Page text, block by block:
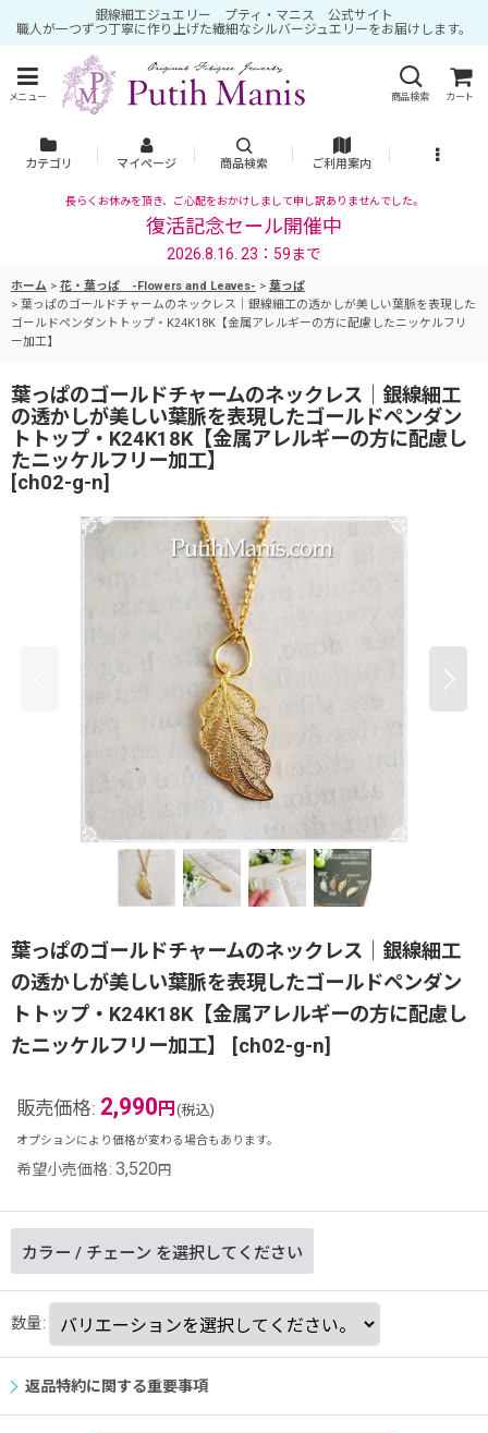
銀線細工ジュエリー プティ・マニス 公式サイト
職人が一つずつ丁寧に作り上げた繊細なシルバージュエリーをお届けします。
メニュー 商品検索 カート
カテゴリ マイページ 商品検索 ご利用案内
長らくお休みを頂き、ご心配をおかけしまして申し訳ありませんでした。
復活記念セール開催中
2026.8.16. 23：59まで
ホーム > 花・葉っぱ -Flowers and Leaves- > 葉っぱ
> 葉っぱのゴールドチャームのネックレス｜銀線細工の透かしが美しい葉脈を表現した
ゴールドペンダントトップ・K24K18K【金属アレルギーの方に配慮したニッケルフリ
ー加工】
葉っぱのゴールドチャームのネックレス｜銀線細工
の透かしが美しい葉脈を表現したゴールドペンダン
トトップ・K24K18K【金属アレルギーの方に配慮し
たニッケルフリー加工】
[ch02-g-n]
葉っぱのゴールドチャームのネックレス｜銀線細工
の透かしが美しい葉脈を表現したゴールドペンダン
トトップ・K24K18K【金属アレルギーの方に配慮し
たニッケルフリー加工】
[ch02-g-n]
販売価格: 2,990 円 (税込)
オプションにより価格が変わる場合もあります。
希望小売価格: 3,520 円
カラー / チェーン を選択してください
数量:
返品特約に関する重要事項